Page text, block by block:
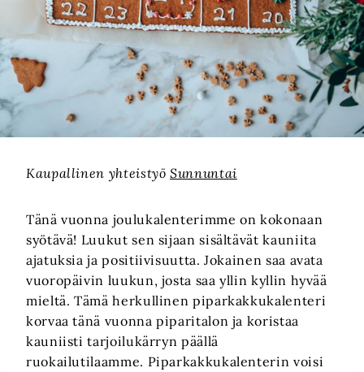
Kaupallinen yhteistyöSunnuntai
Tänä vuonna joulukalenterimme on kokonaan
syötävä! Luukut sen sijaan sisältävät kauniita
ajatuksia ja positiivisuutta. Jokainen saa avata
vuoropäivin luukun, josta saa yllin kyllin hyvää
mieltä. Tämä herkullinen piparkakkukalenteri
korvaa tänä vuonna piparitalon ja koristaa
kauniisti tarjoilukärryn päällä
ruokailutilaamme. Piparkakkukalenterin voisi